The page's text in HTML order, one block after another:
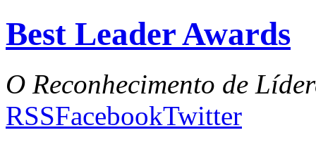
Best Leader Awards
O Reconhecimento de
RSSFacebookTwitter